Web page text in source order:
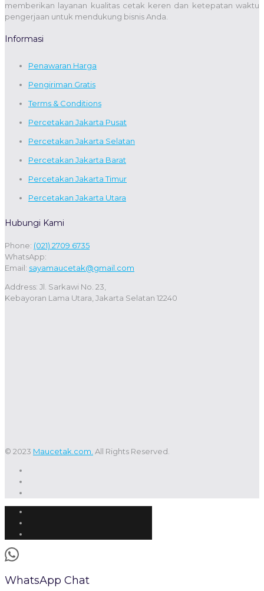
memberikan layanan kualitas cetak keren dan ketepatan waktu
pengerjaan untuk mendukung bisnis Anda.
Informasi
Penawaran Harga
Pengiriman Gratis
Terms & Conditions
Percetakan Jakarta Pusat
Percetakan Jakarta Selatan
Percetakan Jakarta Barat
Percetakan Jakarta Timur
Percetakan Jakarta Utara
Hubungi Kami
Phone: (021) 2709 6735
WhatsApp:
Email: sayamaucetak@gmail.com
Address: Jl. Sarkawi No. 23,
Kebayoran Lama Utara, Jakarta Selatan 12240
© 2023 Maucetak.com. All Rights Reserved.
WhatsApp Chat